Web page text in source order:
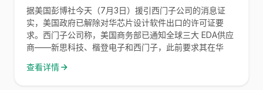
据美国彭博社今天（7月3日）援引西门子公司的消息证
实，美国政府已解除对华芯片设计软件出口的许可证要
求。西门子公司称，美国商务部已通知全球三大 EDA供应
商——新思科技、楷登电子和西门子，此前要求其在华
查看详情